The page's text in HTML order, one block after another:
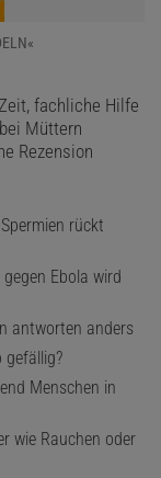
fachliche Hilfe
Müttern
Rezension
rückt
Ebola wird
antworten anders
gefällig?
Menschen in
wie Rauchen oder